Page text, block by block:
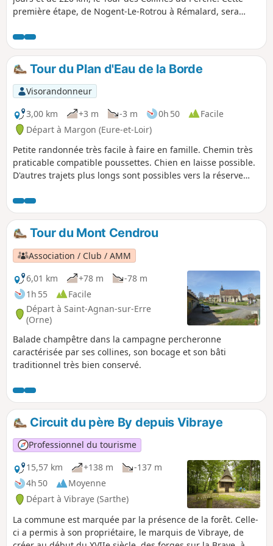
première étape, de Nogent-Le-Rotrou à Rémalard, sera
paysages du Perche : des forêts sillonnées de chemins
creux couverts, des rivières lascives, et, le long du chemin,
des chapelles, des fontaines, des puits et quelques
manoirs.Tour du Plan d'Eau de la Borde
Visorandonneur
3,00 km
+3 m -3 m 0h 50
Facile
Départ à Margon (Eure-et-Loir)
Petite randonnée très facile à faire en famille. Chemin très
praticable compatible poussettes. Chien en laisse possible.
D'autres trajets plus longs sont possibles vers la réserve
Tour du Mont Cendrou
Association / Club / AMM
6,01 km
+78 m
-78 m
1h 55
Facile
Départ à Saint-Agnan-sur-Erre
(Orne)
Balade champêtre dans la campagne percheronne
caractérisée par ses collines, son bocage et son bâti
traditionnel très bien conservé.
Circuit du père By depuis Vibraye
Professionnel du tourisme
15,57 km
+138 m
-137 m
4h 50
Moyenne
Départ à Vibraye (Sarthe)
La commune est marquée par la présence de la forêt. Celle-
ci a permis à son propriétaire, le marquis de Vibraye, de